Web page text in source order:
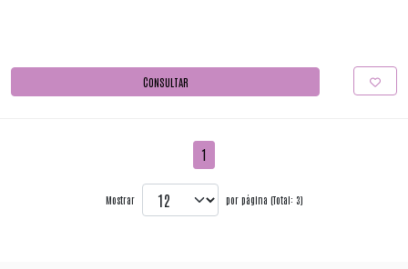
CONSULTAR
1
Mostrar por página (Total: 3)